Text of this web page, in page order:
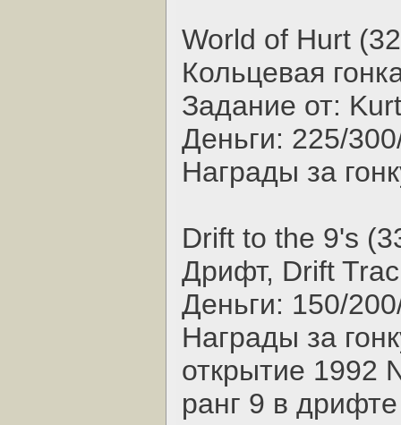
World of Hurt
Кольцевая
Задание от: Kurt
Деньги: 225/
Награды за
Drift to the 9's
Дрифт, Drift
Деньги: 150/
Награды за
открытие 1992
ранг 9 в дрифте